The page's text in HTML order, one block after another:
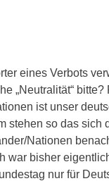
eines Verbots
„Neutralität“
ist unser
stehen so das sich
Nationen
war bisher
nur für